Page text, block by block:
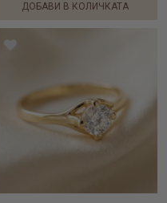
ДОБАВИ В КОЛИЧКАТА